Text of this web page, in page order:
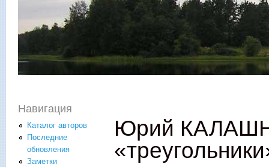
Юрий
Навигация
Каталог авторов
Последние
обновления
Заметки